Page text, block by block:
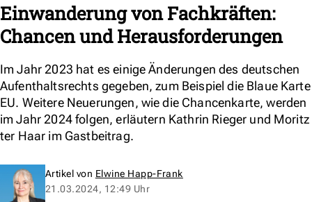
Einwanderung von Fachkräften:
Chancen und Herausforderungen
Im Jahr 2023 hat es einige Änderungen des deutschen
Aufenthaltsrechts gegeben, zum Beispiel die Blaue Karte
EU. Weitere Neuerungen, wie die Chancenkarte, werden
im Jahr 2024 folgen, erläutern Kathrin Rieger und Moritz
ter Haar im Gastbeitrag.
Artikel von Elwine Happ-Frank
21.03.2024, 12:49 Uhr